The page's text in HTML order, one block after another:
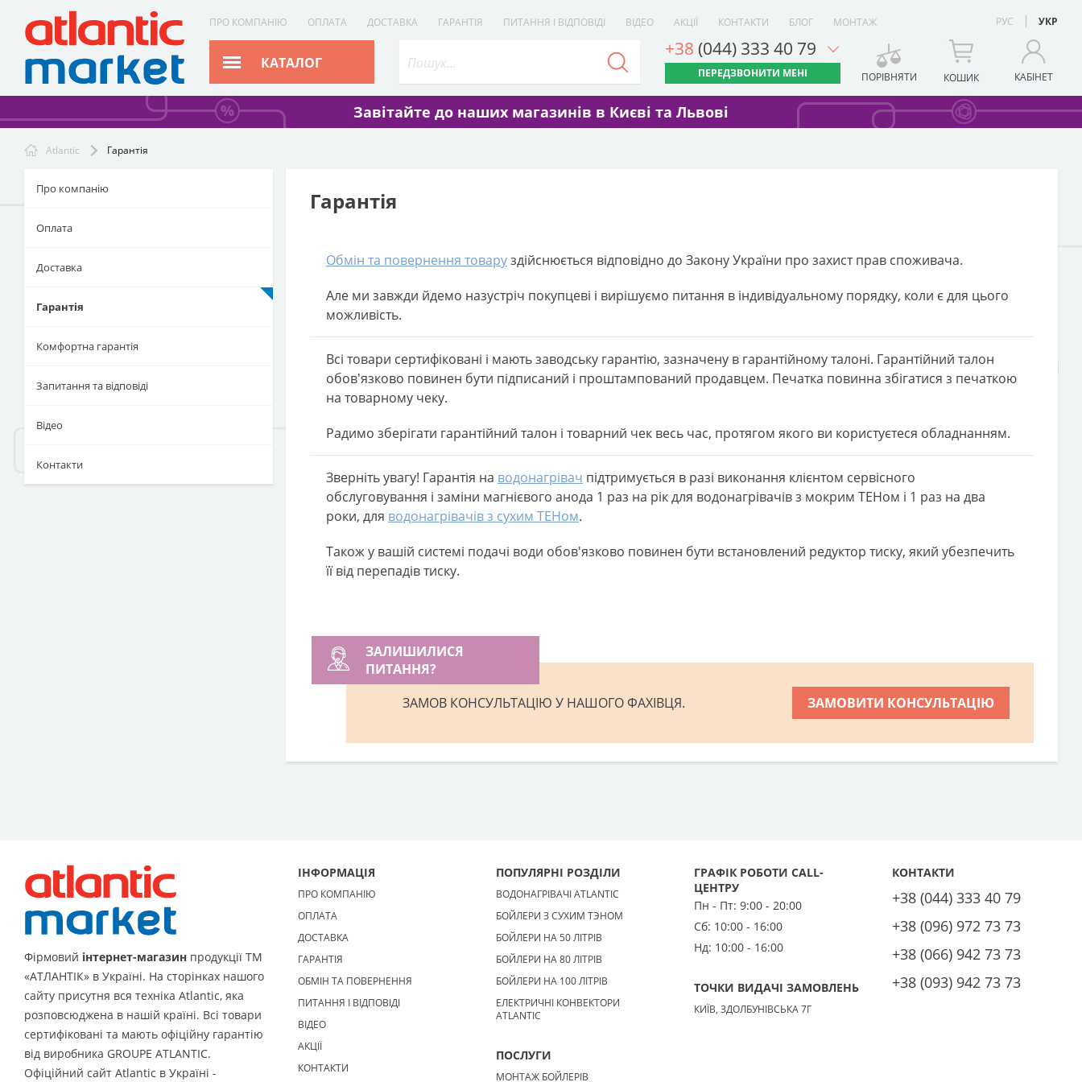
ПРО КОМПАНІЮ ОПЛАТА ДОСТАВКА ГАРАНТІЯ ПИТАННЯ І ВІДПОВІДІ ВІДЕО АКЦІЇ КОНТАКТИ БЛОГ МОНТАЖ РУС УКР
КАТАЛОГ
+38 (044) 333 40 79
ПЕРЕДЗВОНИТИ МЕНІ ПОРІВНЯТИ КОШИК КАБІНЕТ
Завітайте до наших магазинів в Києві та Львові
Atlantic Гарантія
Гарантія
Обмін та повернення товаруздійснюється відповідно до Закону України про захист прав споживача.
Але ми завжди йдемо назустріч покупцеві і вирішуємо питання в індивідуальному порядку, коли є для цього
можливість.
Всі товари сертифіковані і мають заводську гарантію, зазначену в гарантійному талоні. Гарантійний талон
обов'язково повинен бути підписаний і проштампований продавцем. Печатка повинна збігатися з печаткою
на товарному чеку.
Радимо зберігати гарантійний талон і товарний чек весь час, протягом якого ви користуєтеся обладнанням.
Зверніть увагу! Гарантія на водонагрівач підтримується в разі виконання клієнтом сервісного
обслуговування і заміни магнієвого анода 1 раз на рік для водонагрівачів з мокрим ТЕНом і 1 раз на два
роки, для водонагрівачів з сухим ТЕНом.
Також у вашій системі подачі води обов'язково повинен бути встановлений редуктор тиску, який убезпечить
її від перепадів тиску.
ЗАМОВ КОНСУЛЬТАЦІЮ У НАШОГО ФАХІВЦЯ. ЗАМОВИТИ КОНСУЛЬТАЦІЮ
ЗАЛИШИЛИСЯ
ПИТАННЯ?
Про компанію
Оплата
Доставка
Гарантія
Комфортна гарантія
Запитання та відповіді
Відео
Контакти
Фірмовий інтернет-магазин продукції ТМ
«АТЛАНТІК» в Україні. На сторінках нашого
сайту присутня вся техніка Atlantic, яка
розповсюджена в нашій країні. Всі товари
сертифіковані та мають офіційну гарантію
від виробника GROUPE ATLANTIC.
Офіційний сайт Atlantic в Україні -
ІНФОРМАЦІЯ
ПРО КОМПАНІЮ
ОПЛАТА
ДОСТАВКА
ГАРАНТІЯ
ОБМІН ТА ПОВЕРНЕННЯ
ПИТАННЯ І ВІДПОВІДІ
ВІДЕО
АКЦІЇ
КОНТАКТИ
ПОПУЛЯРНІ РОЗДІЛИ
ВОДОНАГРІВАЧІ ATLANTIC
БОЙЛЕРИ З СУХИМ ТЭНОМ
БОЙЛЕРИ НА 50 ЛІТРІВ
БОЙЛЕРИ НА 80 ЛІТРІВ
БОЙЛЕРИ НА 100 ЛІТРІВ
ЕЛЕКТРИЧНІ КОНВЕКТОРИ
ATLANTIC
ПОСЛУГИ
МОНТАЖ БОЙЛЕРІВ
ГРАФІК РОБОТИ CALL-
ЦЕНТРУ
Пн - Пт: 9:00 - 20:00
Сб: 10:00 - 16:00
Нд: 10:00 - 16:00
ТОЧКИ ВИДАЧІ ЗАМОВЛЕНЬ
КИЇВ, ЗДОЛБУНІВСЬКА 7Г
КОНТАКТИ
+38 (044) 333 40 79
+38 (096) 972 73 73
+38 (066) 942 73 73
+38 (093) 942 73 73